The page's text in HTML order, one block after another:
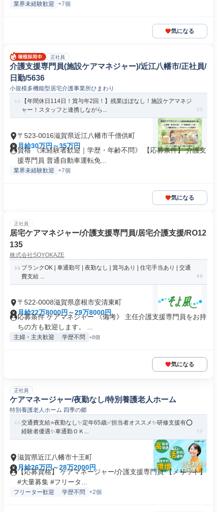
業界未経験歓迎 +7個
気になる
正社員
介護支援専門員(施設ケアマネジャー)/近江八幡市/正社員/
日勤/5636
小規模多機能型居宅介護事業所ひまわり
【年間休日114日！賞与年2回！】残業ほぼなし！施設ケアマネジ
ャー！スタッフと連携しながら...
〒523-0016滋賀県近江八幡市千僧供町
月給30万円～35万円
資格 《未経験者歓迎｜学歴・年齢不問》 【応募条件】 介護支
援専門員 普通自動車運転免...
業界未経験歓迎 +7個
気になる
正社員
居宅ケアマネジャー/介護支援専門員/居宅介護支援/RO12
135
株式会社SOYOKAZE
ブランクOK | 車通勤可 | 夜勤なし | 賞与あり | 住宅手当あり | 交通
費支給 ...
〒522-0008滋賀県彦根市安清東町
月給22万8000円～29万8000円
応募条件 ケアマネジャー 《備考》 主任介護支援専門員をお持
ちの方も歓迎します。 ...
主婦・主夫歓迎 学歴不問 +8個
気になる
正社員
ケアマネージャー/夜勤なし/特別養護老人ホーム
特別養護老人ホーム 四季の郷
交通費支給⭐️夜勤なし✨定年65歳✅️担当者オススメ✨研修支援有⭕️
経験者優遇✨車通勤ＯＫ...
滋賀県近江八幡市十王町
月給26万円～28万2000円
【応募資格】 ケアマネージャー/介護支援専門員 【メリット】
#大量募集 #フリータ...
フリーター歓迎 学歴不問 +2個